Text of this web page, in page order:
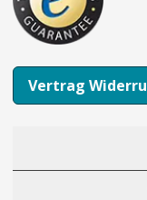
Vertrag